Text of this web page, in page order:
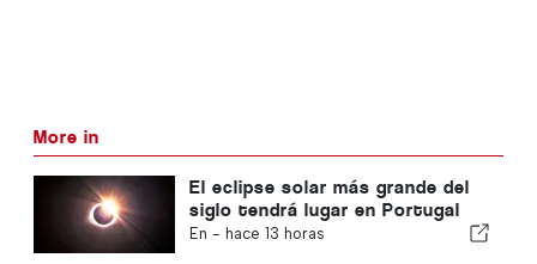
More in
El eclipse solar más grande del
siglo tendrá lugar en Portugal
En - hace 13 horas